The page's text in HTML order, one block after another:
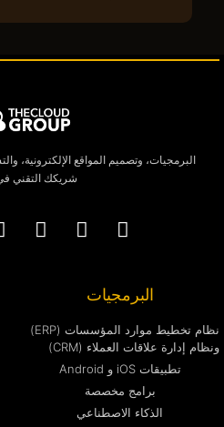
البرمجيات، وتصميم المواقع الإلكترونية،
شريكك التقني في 9
البرمجيات
نظام تخطيط موارد المؤسسات (ERP)
ونظام إدارة علاقات العملاء (CRM)
تطبيقات iOS و Android
برامج مخصصة
الذكاء الاصطناعي